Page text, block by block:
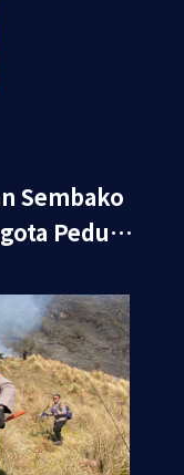
Sembako
Peduli